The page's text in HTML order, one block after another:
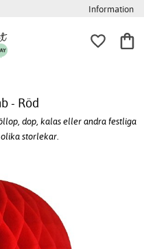
Information
- Röd
dop, kalas eller andra festliga
storlekar.